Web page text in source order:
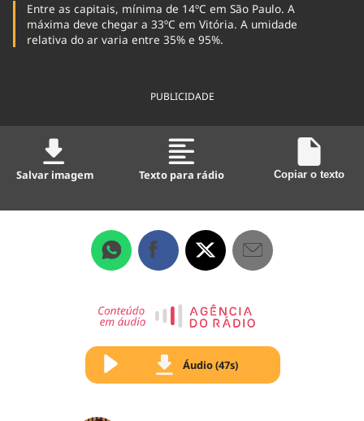
Entre as capitais, mínima de 14ºC em São Paulo. A
máxima deve chegar a 33ºC em Vitória. A umidade
relativa do ar varia entre 35% e 95%.
PUBLICIDADE
Salvar imagem Texto para rádio Copiar o texto
Áudio (47s)